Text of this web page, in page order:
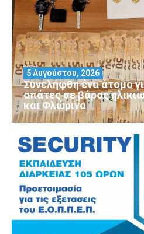
Συνελήφθη ένα άτομο
απάτες σε βάρος
και Φλώρινα
5 Αυγούστου, 2026